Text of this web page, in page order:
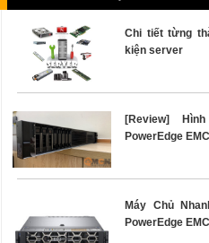
Chi tiết từng
kiện server
[Review]
PowerEdge
Máy Chủ
PowerEdge